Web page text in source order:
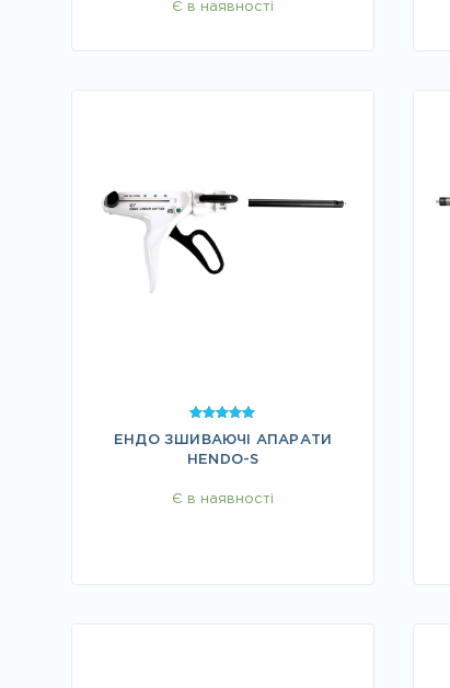
Є в наявності
5.00
з 5
ЕНДО ЗШИВАЮЧІ АПАРАТИ
HENDO-S
Є в наявності